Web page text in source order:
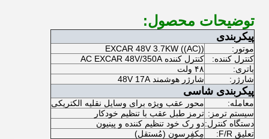
توضیحات محصول:
پیکربندی
موتور:
EXCAR 48V 3.7KW ((AC))
کنترل کننده:
کنترل کننده AC EXCAR 48V/350A
باتری:
۴۸ ولت
شارژر:
شارژر هوشمند 48V 17A
پیکربندی شاسی
معامله:
محور عقب ویژه برای وسایل نقلیه الکتریکی
سیستم ترمز: ترمز طبل عقب با تنظیم خودکار
دستگاه کنترل:دو رک خود تنظیم کننده و پینیون
تعلیق F/R:
مِکفِرسون (مُستقل)